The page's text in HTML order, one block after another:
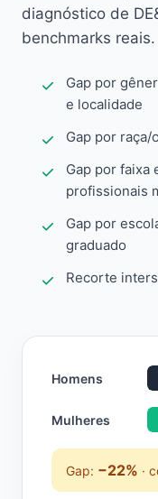
diagnóstico de
benchmarks reais.
Gap por
e localidade
Gap por raça/
Gap por
profissionais
Gap por
graduado
Recorte
Homens
Mulheres
Gap: −22% ·